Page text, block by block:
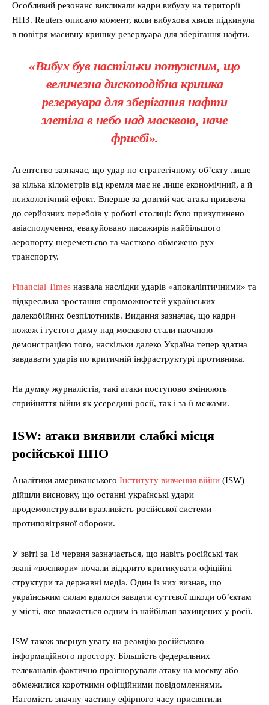
Особливий резонанс викликали кадри вибуху на території
НПЗ. Reuters описало момент, коли вибухова хвиля підкинула
в повітря масивну кришку резервуара для зберігання нафти.
«Вибух був настільки потужним, що
величезна дископодібна кришка
резервуара для зберігання нафти
злетіла в небо над москвою, наче
фрисбі».
Агентство зазначає, що удар по стратегічному об’єкту лише
за кілька кілометрів від кремля має не лише економічний, а й
психологічний ефект. Вперше за довгий час атака призвела
до серйозних перебоїв у роботі столиці: було призупинено
авіасполучення, евакуйовано пасажирів найбільшого
аеропорту шереметьєво та частково обмежено рух
транспорту.
Financial Times назвала наслідки ударів «апокаліптичними» та
підкреслила зростання спроможностей українських
далекобійних безпілотників. Видання зазначає, що кадри
пожеж і густого диму над москвою стали наочною
демонстрацією того, наскільки далеко Україна тепер здатна
завдавати ударів по критичній інфраструктурі противника.
На думку журналістів, такі атаки поступово змінюють
сприйняття війни як усередині росії, так і за її межами.
ISW: атаки виявили слабкі місця
російської ППО
Аналітики американського Інституту вивчення війни (ISW)
дійшли висновку, що останні українські удари
продемонстрували вразливість російської системи
протиповітряної оборони.
У звіті за 18 червня зазначається, що навіть російські так
звані «воєнкори» почали відкрито критикувати офіційні
структури та державні медіа. Один із них визнав, що
українським силам вдалося завдати суттєвої шкоди об’єктам
у місті, яке вважається одним із найбільш захищених у росії.
ISW також звернув увагу на реакцію російського
інформаційного простору. Більшість федеральних
телеканалів фактично проігнорували атаку на москву або
обмежилися короткими офіційними повідомленнями.
Натомість значну частину ефірного часу присвятили